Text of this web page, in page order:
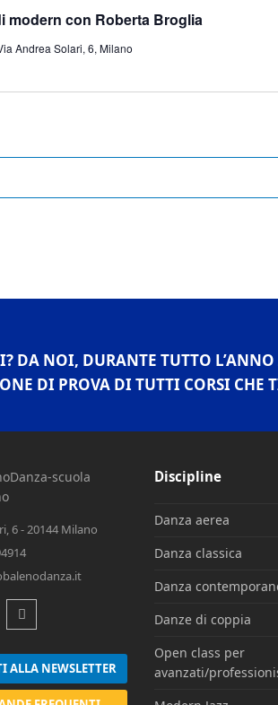
modern con Roberta Broglia
Andrea Solari, 6, Milano
DA NOI, DURANTE TUTTO
DI PROVA DI TUTTI CORSI CHE
6 - 20144 Milano
Youtube
ALLA NEWSLETTER
Discipline
Danza aerea
Danza classica
Danza
Danze di coppia
Open class per
avanzati/